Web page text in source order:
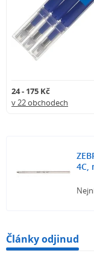
24 - 175 Kč
v 22 obchodech
4C,
Články odjinud